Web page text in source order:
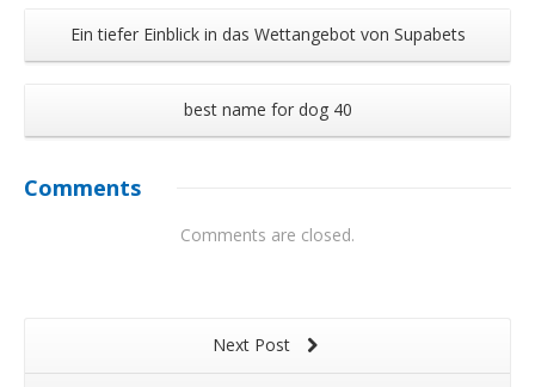
Ein tiefer Einblick in das Wettangebot von Supabets
best name for dog 40
Comments
Comments are closed.
Next Post